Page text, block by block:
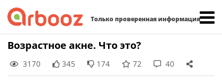
Только проверенная информация
Skip
content
Возрастное акне. Что это?
3170 345 174 72 40
Найти: